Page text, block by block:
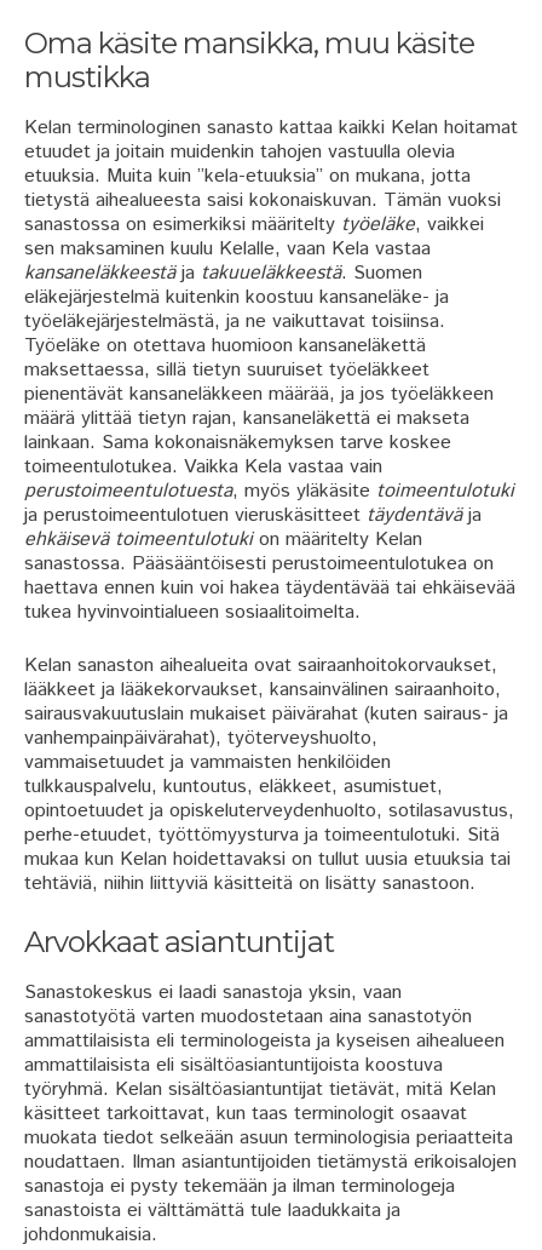
Oma käsite mansikka, muu käsite
mustikka
Kelan terminologinen sanasto kattaa kaikki Kelan hoitamat
etuudet ja joitain muidenkin tahojen vastuulla olevia
etuuksia. Muita kuin ”kela-etuuksia” on mukana, jotta
tietystä aihealueesta saisi kokonaiskuvan. Tämän vuoksi
sanastossa on esimerkiksi määritelty työeläke, vaikkei
sen maksaminen kuulu Kelalle, vaan Kela vastaa
kansaneläkkeestäja takuueläkkeestä. Suomen
eläkejärjestelmä kuitenkin koostuu kansaneläke- ja
työeläkejärjestelmästä, ja ne vaikuttavat toisiinsa.
Työeläke on otettava huomioon kansaneläkettä
maksettaessa, sillä tietyn suuruiset työeläkkeet
pienentävät kansaneläkkeen määrää, ja jos työeläkkeen
määrä ylittää tietyn rajan, kansaneläkettä ei makseta
lainkaan. Sama kokonaisnäkemyksen tarve koskee
toimeentulotukea. Vaikka Kela vastaa vain
perustoimeentulotuesta, myös yläkäsite toimeentulotuki
ja perustoimeentulotuen vieruskäsitteet täydentäväja
ehkäisevä toimeentulotukion määritelty Kelan
sanastossa. Pääsääntöisesti perustoimeentulotukea on
haettava ennen kuin voi hakea täydentävää tai ehkäisevää
tukea hyvinvointialueen sosiaalitoimelta.
Kelan sanaston aihealueita ovat sairaanhoitokorvaukset,
lääkkeet ja lääkekorvaukset, kansainvälinen sairaanhoito,
sairausvakuutuslain mukaiset päivärahat (kuten sairaus- ja
vanhempainpäivärahat), työterveyshuolto,
vammaisetuudet ja vammaisten henkilöiden
tulkkauspalvelu, kuntoutus, eläkkeet, asumistuet,
opintoetuudet ja opiskeluterveydenhuolto, sotilasavustus,
perhe-etuudet, työttömyysturva ja toimeentulotuki. Sitä
mukaa kun Kelan hoidettavaksi on tullut uusia etuuksia tai
tehtäviä, niihin liittyviä käsitteitä on lisätty sanastoon.
Arvokkaat asiantuntijat
Sanastokeskus ei laadi sanastoja yksin, vaan
sanastotyötä varten muodostetaan aina sanastotyön
ammattilaisista eli terminologeista ja kyseisen aihealueen
ammattilaisista eli sisältöasiantuntijoista koostuva
työryhmä. Kelan sisältöasiantuntijat tietävät, mitä Kelan
käsitteet tarkoittavat, kun taas terminologit osaavat
muokata tiedot selkeään asuun terminologisia periaatteita
noudattaen. Ilman asiantuntijoiden tietämystä erikoisalojen
sanastoja ei pysty tekemään ja ilman terminologeja
sanastoista ei välttämättä tule laadukkaita ja
johdonmukaisia.